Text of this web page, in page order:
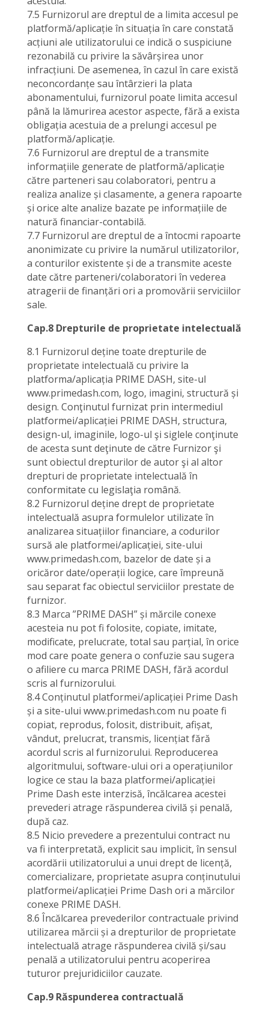
7.5 Furnizorul are dreptul de a limita accesul pe
platformă/aplicație în situația în care constată
acțiuni ale utilizatorului ce indică o suspiciune
rezonabilă cu privire la săvârșirea unor
infracțiuni. De asemenea, în cazul în care există
neconcordanțe sau întârzieri la plata
abonamentului, furnizorul poate limita accesul
până la lămurirea acestor aspecte, fără a exista
obligația acestuia de a prelungi accesul pe
platformă/aplicație.
7.6 Furnizorul are dreptul de a transmite
informațiile generate de platformă/aplicație
către parteneri sau colaboratori, pentru a
realiza analize și clasamente, a genera rapoarte
și orice alte analize bazate pe informațiile de
natură financiar-contabilă.
7.7 Furnizorul are dreptul de a întocmi rapoarte
anonimizate cu privire la numărul utilizatorilor,
a conturilor existente și de a transmite aceste
date către parteneri/colaboratori în vederea
atragerii de finanțări ori a promovării serviciilor
sale.
Cap.8 Drepturile de proprietate intelectuală
8.1 Furnizorul deține toate drepturile de
proprietate intelectuală cu privire la
platforma/aplicația PRIME DASH, site-ul
www.primedash.com, logo, imagini, structură și
design. Conţinutul furnizat prin intermediul
platformei/aplicației PRIME DASH, structura,
design-ul, imaginile, logo-ul şi siglele conţinute
de acesta sunt deţinute de către Furnizor şi
sunt obiectul drepturilor de autor şi al altor
drepturi de proprietate intelectuală în
conformitate cu legislaţia română.
8.2 Furnizorul deține drept de proprietate
intelectuală asupra formulelor utilizate în
analizarea situațiilor financiare, a codurilor
sursă ale platformei/aplicației, site-ului
www.primedash.com, bazelor de date și a
oricăror date/operații logice, care împreună
sau separat fac obiectul serviciilor prestate de
furnizor.
8.3 Marca ”PRIME DASH” și mărcile conexe
acesteia nu pot fi folosite, copiate, imitate,
modificate, prelucrate, total sau parțial, în orice
mod care poate genera o confuzie sau sugera
o afiliere cu marca PRIME DASH, fără acordul
scris al furnizorului.
8.4 Conținutul platformei/aplicației Prime Dash
și a site-ului www.primedash.com nu poate fi
copiat, reprodus, folosit, distribuit, afișat,
vândut, prelucrat, transmis, licențiat fără
acordul scris al furnizorului. Reproducerea
algoritmului, software-ului ori a operațiunilor
logice ce stau la baza platformei/aplicației
Prime Dash este interzisă, încălcarea acestei
prevederi atrage răspunderea civilă și penală,
după caz.
8.5 Nicio prevedere a prezentului contract nu
va fi interpretată, explicit sau implicit, în sensul
acordării utilizatorului a unui drept de licență,
comercializare, proprietate asupra conținutului
platformei/aplicației Prime Dash ori a mărcilor
conexe PRIME DASH.
8.6 Încălcarea prevederilor contractuale privind
utilizarea mărcii și a drepturilor de proprietate
intelectuală atrage răspunderea civilă și/sau
penală a utilizatorului pentru acoperirea
tuturor prejuridiciilor cauzate.
Cap.9 Răspunderea contractuală